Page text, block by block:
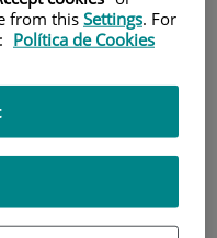
LA CIENCIA A
from thisSettings. For
Política de Cookies